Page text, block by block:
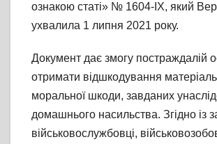
ознакою статі» № 1604-ІХ, який
ухвалила 1 липня 2021 року.
Документ дає змогу постраждалій
отримати відшкодування
моральної шкоди, завданих
домашнього насильства. Згідно із
військовослужбовці,